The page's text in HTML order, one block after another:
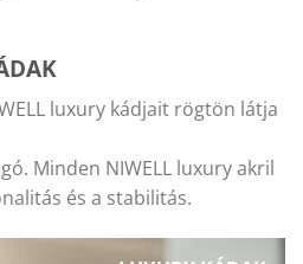
luxury kádjait rögtön látja
Minden NIWELL luxury akril
és a stabilitás.